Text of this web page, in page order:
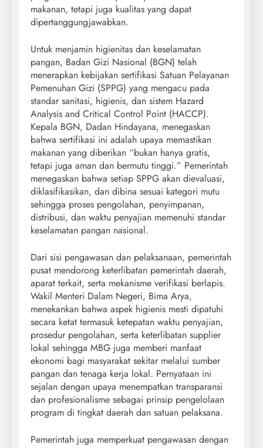
makanan, tetapi juga kualitas yang dapat
dipertanggungjawabkan.
Untuk menjamin higienitas dan keselamatan
pangan, Badan Gizi Nasional (BGN) telah
menerapkan kebijakan sertifikasi Satuan Pelayanan
Pemenuhan Gizi (SPPG) yang mengacu pada
standar sanitasi, higienis, dan sistem Hazard
Analysis and Critical Control Point (HACCP).
Kepala BGN, Dadan Hindayana, menegaskan
bahwa sertifikasi ini adalah upaya memastikan
makanan yang diberikan “bukan hanya gratis,
tetapi juga aman dan bermutu tinggi.” Pemerintah
menegaskan bahwa setiap SPPG akan dievaluasi,
diklasifikasikan, dan dibina sesuai kategori mutu
sehingga proses pengolahan, penyimpanan,
distribusi, dan waktu penyajian memenuhi standar
keselamatan pangan nasional.
Dari sisi pengawasan dan pelaksanaan, pemerintah
pusat mendorong keterlibatan pemerintah daerah,
aparat terkait, serta mekanisme verifikasi berlapis.
Wakil Menteri Dalam Negeri, Bima Arya,
menekankan bahwa aspek higienis mesti dipatuhi
secara ketat termasuk ketepatan waktu penyajian,
prosedur pengolahan, serta keterlibatan supplier
lokal sehingga MBG juga memberi manfaat
ekonomi bagi masyarakat sekitar melalui sumber
pangan dan tenaga kerja lokal. Pernyataan ini
sejalan dengan upaya menempatkan transparansi
dan profesionalisme sebagai prinsip pengelolaan
program di tingkat daerah dan satuan pelaksana.
Pemerintah juga memperkuat pengawasan dengan